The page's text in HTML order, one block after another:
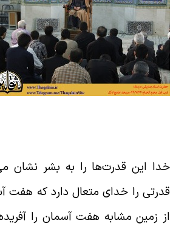
این قدرت‌ها را به بشر نشان
را خدای متعال دارد که هفت
زمین مشابه هفت آسمان را